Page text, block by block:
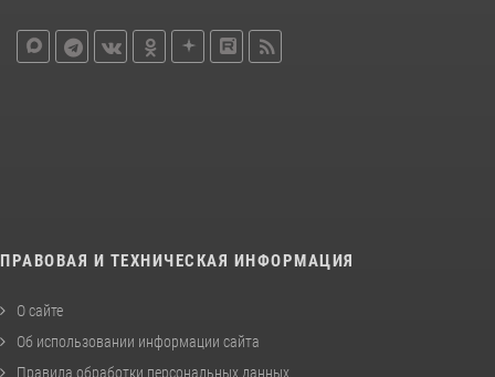
ПРАВОВАЯ И ТЕХНИЧЕСКАЯ ИНФОРМАЦИЯ
О сайте
Об использовании информации сайта
Правила обработки персональных данных